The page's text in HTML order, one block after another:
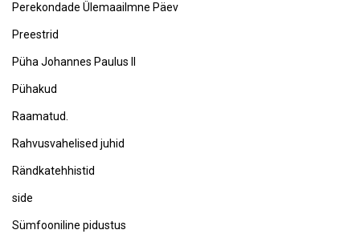
Perekondade Ülemaailmne Päev
Preestrid
Püha Johannes Paulus II
Pühakud
Raamatud.
Rahvusvahelised juhid
Rändkatehhistid
side
Sümfooniline pidustus